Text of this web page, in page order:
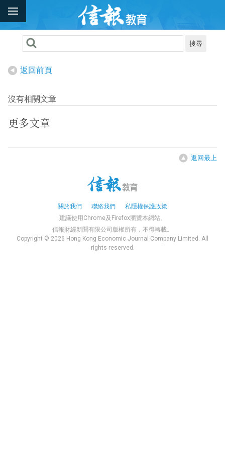
搜尋
返回前頁
沒有相關文章
更多文章
返回最上
關於我們 聯絡我們
私隱權保護政策
建議使用Chrome及Firefox瀏覽本網站。
信報財經新聞有限公司版權所有，不得轉載。
Copyright © 2026 Hong Kong Economic Journal Company Limited. All
rights reserved.